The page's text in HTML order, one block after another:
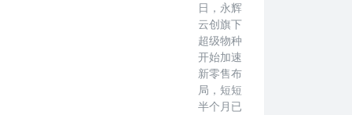
日，永辉
云创旗下
超级物种
开始加速
新零售布
局，短短
半个月已